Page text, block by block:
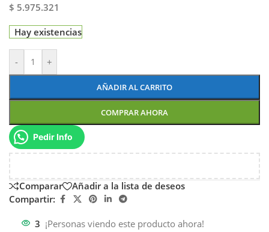
$ 5.975.321
Hay existencias
- +
AÑADIR AL CARRITO
COMPRAR AHORA
Pedir Info
Comparar
Añadir a la lista de deseos
Compartir:
3 ¡Personas viendo este producto ahora!